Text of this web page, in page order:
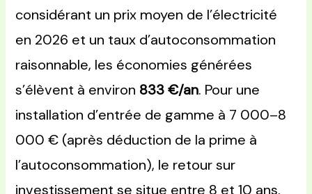
considérant un prix moyen de l’électricité
en 2026 et un taux d’autoconsommation
raisonnable, les économies générées
s’élèvent à environ 833 €/an. Pour une
installation d’entrée de gamme à 7 000–8
000 € (après déduction de la prime à
l’autoconsommation), le retour sur
investissement se situe entre 8 et 10 ans.